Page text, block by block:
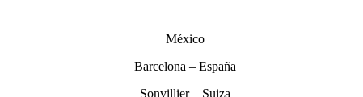
México
Barcelona – España
Sonvillier – Suiza